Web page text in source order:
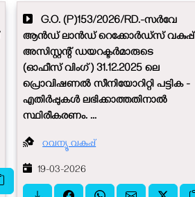
G.O. (P)153/2026/RD.-സർവേ
ആൻഡ് ലാൻഡ് റെക്കോർഡ്സ് വകുപ്പ്
അസിസ്റ്റന്റ് ഡയറക്ടർമാരുടെ
(ഓഫീസ് വിംഗ്) 31.12.2025 ലെ
പ്രൊവിഷണൽ സീനിയോറിറ്റി പട്ടിക -
എതിർപ്പുകൾ ലഭിക്കാത്തതിനാൽ
സ്ഥിരീകരണം. ...
റവന്യൂ വകുപ്പ്
19-03-2026